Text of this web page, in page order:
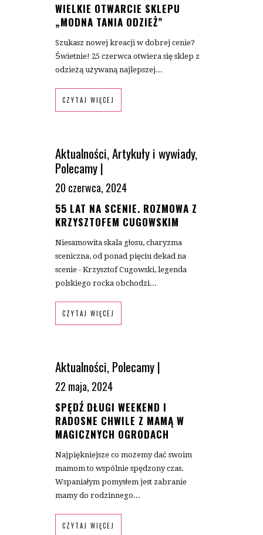
WIELKIE OTWARCIE SKLEPU
„MODNA TANIA ODZIEŻ”
Szukasz nowej kreacji w dobrej cenie?
Świetnie! 25 czerwca otwiera się sklep z
odzieżą używaną najlepszej...
CZYTAJ WIĘCEJ
Aktualności,Artykuły i wywiady,
Polecamy|
20 czerwca, 2024
55 LAT NA SCENIE. ROZMOWA Z
KRZYSZTOFEM CUGOWSKIM
Niesamowita skala głosu, charyzma
sceniczna, od ponad pięciu dekad na
scenie - Krzysztof Cugowski, legenda
polskiego rocka obchodzi...
CZYTAJ WIĘCEJ
Aktualności,Polecamy|
22 maja, 2024
SPĘDŹ DŁUGI WEEKEND I
RADOSNE CHWILE Z MAMĄ W
MAGICZNYCH OGRODACH
Najpiękniejsze co możemy dać swoim
mamom to wspólnie spędzony czas.
Wspaniałym pomysłem jest zabranie
mamy do rodzinnego...
CZYTAJ WIĘCEJ